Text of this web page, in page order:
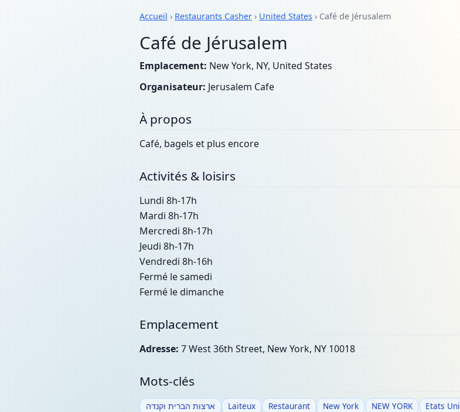
Accueil › Restaurants Casher › United States › Café de Jérusalem
Café de Jérusalem
Emplacement: New York, NY, United States
Organisateur: Jerusalem Cafe
À propos
Café, bagels et plus encore
Activités & loisirs
Lundi 8h-17h
Mardi 8h-17h
Mercredi 8h-17h
Jeudi 8h-17h
Vendredi 8h-16h
Fermé le samedi
Fermé le dimanche
Emplacement
Adresse: 7 West 36th Street, New York, NY 10018
Mots-clés
ארצות הברית וקנדה Laiteux Restaurant New York NEW YORK Etats